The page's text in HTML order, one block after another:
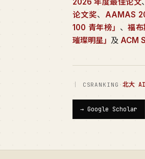
论文奖、 AAMAS
100 青年榜」 、福
璀璨明星」 及 ACM
｜ CSRANKING · 北大
→ Google Scholar